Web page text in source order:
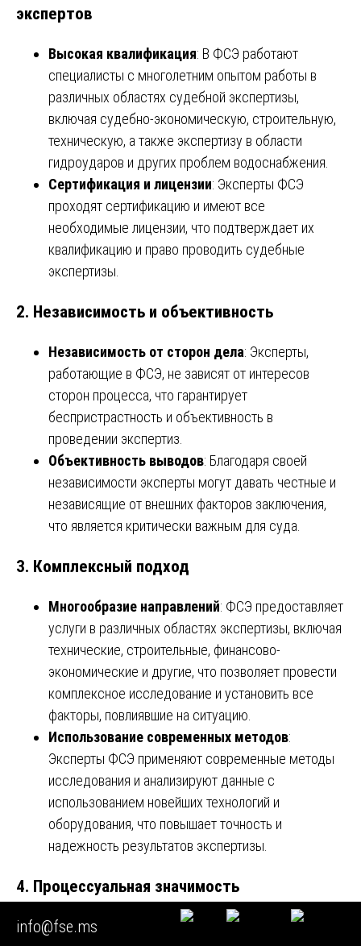
экспертов
Высокая квалификация: В ФСЭ работают
специалисты с многолетним опытом работы в
различных областях судебной экспертизы,
включая судебно-экономическую, строительную,
техническую, а также экспертизу в области
гидроударов и других проблем водоснабжения.
Сертификация и лицензии: Эксперты ФСЭ
проходят сертификацию и имеют все
необходимые лицензии, что подтверждает их
квалификацию и право проводить судебные
экспертизы.
2. Независимость и объективность
Независимость от сторон дела: Эксперты,
работающие в ФСЭ, не зависят от интересов
сторон процесса, что гарантирует
беспристрастность и объективность в
проведении экспертиз.
Объективность выводов: Благодаря своей
независимости эксперты могут давать честные и
независящие от внешних факторов заключения,
что является критически важным для суда.
3. Комплексный подход
Многообразие направлений: ФСЭ предоставляет
услуги в различных областях экспертизы, включая
технические, строительные, финансово-
экономические и другие, что позволяет провести
комплексное исследование и установить все
факторы, повлиявшие на ситуацию.
Использование современных методов:
Эксперты ФСЭ применяют современные методы
исследования и анализируют данные с
использованием новейших технологий и
оборудования, что повышает точность и
надежность результатов экспертизы.
4. Процессуальная значимость
Признание в суде
: Заключения экспертов ФСЭ
info@fse.ms